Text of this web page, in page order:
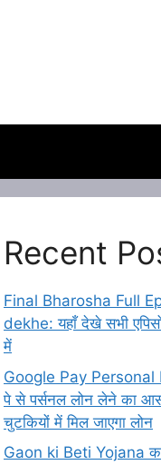
Recent
Final Bharosha Full
dekhe: यहाँ देखे सभी
में
Google Pay Personal
पे से पर्सनल लोन लेने का
चुटकियों में मिल जाएगा लोन
Gaon ki Beti Yojana